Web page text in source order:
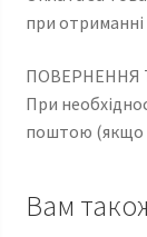
при отриманні
ПОВЕРНЕННЯ
При
поштою (якщо
Вам